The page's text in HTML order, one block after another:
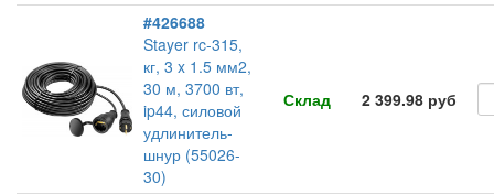
#426688
Stayer rc-315,
кг, 3 x 1.5 мм2,
30 м, 3700 вт,
ip44, силовой
удлинитель-
шнур (55026-
30)
Склад 2 399.98 руб